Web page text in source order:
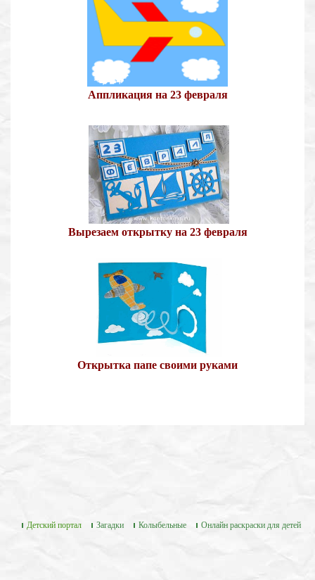
Аппликация на 23 февраля
Вырезаем открытку на 23 февраля
Открытка папе своими руками
Детский портал Загадки Колыбельные Онлайн раскраски для детей